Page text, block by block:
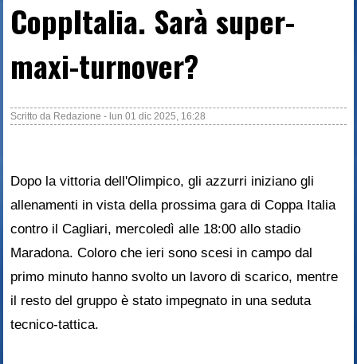
CoppItalia. Sarà super-
maxi-turnover?
Scritto da Redazione - lun 01 dic 2025, 16:28
Dopo la vittoria dell'Olimpico, gli azzurri iniziano gli
allenamenti in vista della prossima gara di Coppa Italia
contro il Cagliari, mercoledì alle 18:00 allo stadio
Maradona. Coloro che ieri sono scesi in campo dal
primo minuto hanno svolto un lavoro di scarico, mentre
il resto del gruppo è stato impegnato in una seduta
tecnico-tattica.